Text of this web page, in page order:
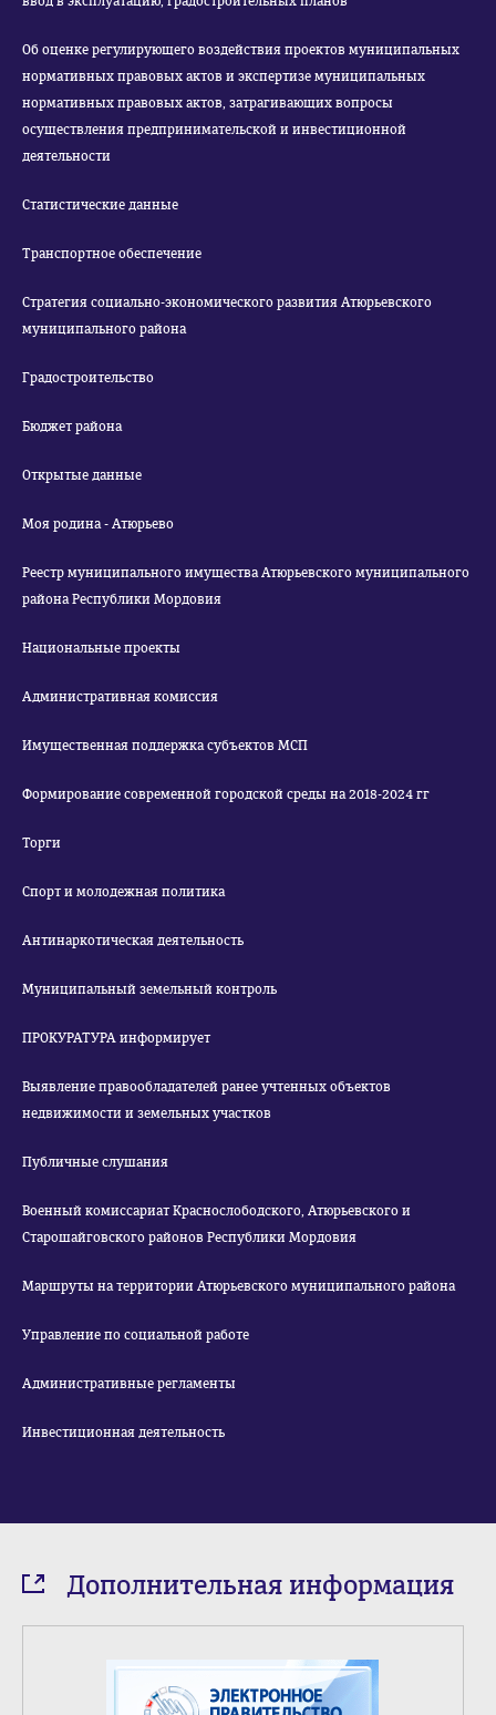
Об оценке регулирующего воздействия проектов муниципальных
нормативных правовых актов и экспертизе муниципальных
нормативных правовых актов, затрагивающих вопросы
осуществления предпринимательской и инвестиционной
деятельности
Статистические данные
Транспортное обеспечение
Стратегия социально-экономического развития Атюрьевского
муниципального района
Градостроительство
Бюджет района
Открытые данные
Моя родина - Атюрьево
Реестр муниципального имущества Атюрьевского муниципального
района Республики Мордовия
Национальные проекты
Административная комиссия
Имущественная поддержка субъектов МСП
Формирование современной городской среды на 2018-2024 гг
Торги
Спорт и молодежная политика
Антинаркотическая деятельность
Муниципальный земельный контроль
ПРОКУРАТУРА информирует
Выявление правообладателей ранее учтенных объектов
недвижимости и земельных участков
Публичные слушания
Военный комиссариат Краснослободского, Атюрьевского и
Старошайговского районов Республики Мордовия
Маршруты на территории Атюрьевского муниципального района
Управление по социальной работе
Административные регламенты
Инвестиционная деятельность
Дополнительная информация